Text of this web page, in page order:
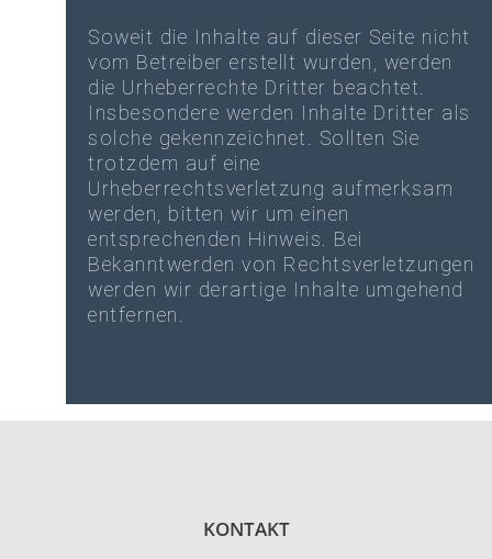
Soweit die Inhalte auf dieser Seite nicht
vom Betreiber erstellt wurden, werden
die Urheberrechte Dritter beachtet.
Insbesondere werden Inhalte Dritter als
solche gekennzeichnet. Sollten Sie
trotzdem auf eine
Urheberrechtsverletzung aufmerksam
werden, bitten wir um einen
entsprechenden Hinweis. Bei
Bekanntwerden von Rechtsverletzungen
werden wir derartige Inhalte umgehend
entfernen.
KONTAKT